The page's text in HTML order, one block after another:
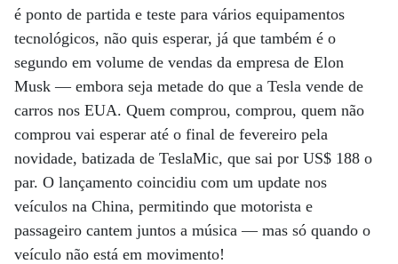
é ponto de partida e teste para vários equipamentos
tecnológicos, não quis esperar, já que também é o
segundo em volume de vendas da empresa de Elon
Musk — embora seja metade do que a Tesla vende de
carros nos EUA. Quem comprou, comprou, quem não
comprou vai esperar até o final de fevereiro pela
novidade, batizada de TeslaMic, que sai por US$ 188 o
par. O lançamento coincidiu com um update nos
veículos na China, permitindo que motorista e
passageiro cantem juntos a música — mas só quando o
veículo não está em movimento!